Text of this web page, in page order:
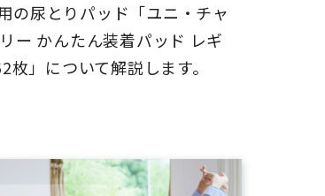
の尿とりパッド「ユニ・チャ
ー かんたん装着パッド レギ
枚」について解説します。